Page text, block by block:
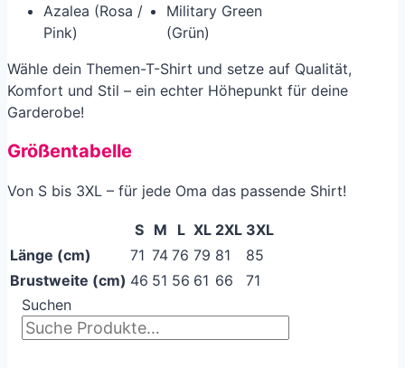
Azalea (Rosa /
Pink)
Military Green
(Grün)
Wähle dein Themen-T-Shirt und setze auf Qualität,
Komfort und Stil – ein echter Höhepunkt für deine
Garderobe!
Größentabelle
Von S bis 3XL – für jede Oma das passende Shirt!
S M L XL 2XL 3XL
Länge (cm)
71 74 76 79 81
85
Brustweite (cm) 46 51 56 61 66
71
Suchen